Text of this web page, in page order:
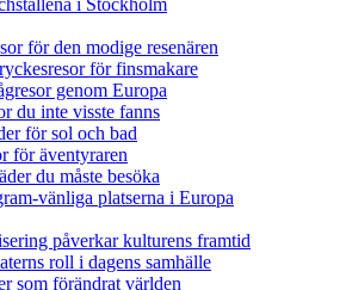
i Stockholm
för den modige resenären
för finsmakare
genom Europa
du inte visste fanns
för sol och bad
för äventyraren
du måste besöka
vänliga platserna i Europa
påverkar kulturens framtid
roll i dagens samhälle
som förändrat världen